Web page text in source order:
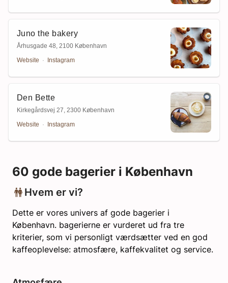
Juno the bakery
Århusgade 48, 2100 København
Website · Instagram
Den Bette
Kirkegårdsvej 27, 2300 København
Website · Instagram
60 gode bagerier i København
Hvem er vi?
Dette er vores univers af gode bagerier i
København. bagerierne er vurderet ud fra tre
kriterier, som vi personligt værdsætter ved en god
kaffeoplevelse: atmosfære, kaffekvalitet og service.